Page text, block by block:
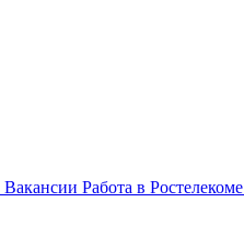
Вакансии Работа в Ростелекоме